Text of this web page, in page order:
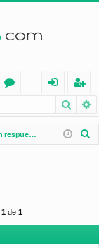
os
nt
ifi
eg
ist
ra
Temas sin respuesta
1de 1